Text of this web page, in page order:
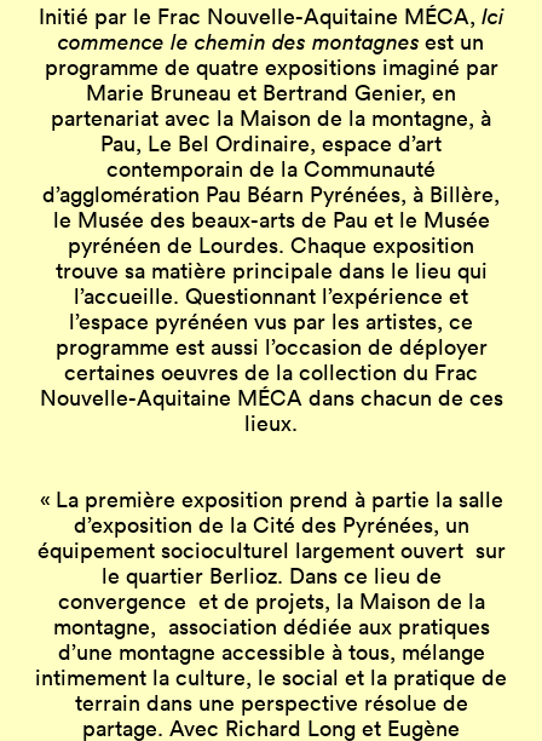
Initié par le Frac Nouvelle-Aquitaine MÉCA, Ici
commence le chemin des montagnes est un
programme de quatre expositions imaginé par
Marie Bruneau et Bertrand Genier, en
partenariat avec la Maison de la montagne, à
Pau, Le Bel Ordinaire, espace d’art
contemporain de la Communauté
d’agglomération Pau Béarn Pyrénées, à Billère,
le Musée des beaux-arts de Pau et le Musée
pyrénéen de Lourdes. Chaque exposition
trouve sa matière principale dans le lieu qui
l’accueille. Questionnant l’expérience et
l’espace pyrénéen vus par les artistes, ce
programme est aussi l’occasion de déployer
certaines oeuvres de la collection du Frac
Nouvelle-Aquitaine MÉCA dans chacun de ces
lieux.
« La première exposition prend à partie la salle
d’exposition de la Cité des Pyrénées, un
équipement socioculturel largement ouvert sur
le quartier Berlioz. Dans ce lieu de
convergence et de projets, la Maison de la
montagne, association dédiée aux pratiques
d’une montagne accessible à tous, mélange
intimement la culture, le social et la pratique de
terrain dans une perspective résolue de
partage. Avec Richard Long et Eugène